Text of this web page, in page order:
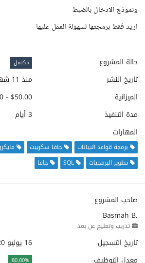
ونموذج الادخال بالضبط
اريد فقط برمجتها لسهولة العمل عليها
حالة المشروع مكتمل
تاريخ النشر
منذ 11 شهرا
الميزانية
$50.00 - $100.00
مدة التنفيذ
3 أيام
المهارات
برمجة قواعد البيانات جافا سكريبت
تطوير البرمجيات
SQL جافا
صاحب المشروع
Basmah B.
تدريب وتعليم عن بعد
تاريخ التسجيل
16 يوليو 2020
معدل التوظيف
80.00%